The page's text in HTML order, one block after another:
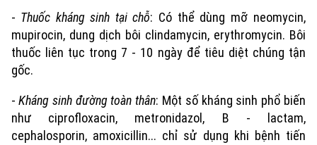
Golf
Sao
Điện ảnh
Thời trang
Âm nhạc
- Thuốc kháng sinh tại chỗ: Có thể dùng mỡ neomycin,
mupirocin, dung dịch bôi clindamycin, erythromycin. Bôi
thuốc liên tục trong 7 - 10 ngày để tiêu diệt chúng tận
gốc.
- Kháng sinh đường toàn thân: Một số kháng sinh phổ biến
như ciprofloxacin, metronidazol, B - lactam,
cephalosporin, amoxicillin... chỉ sử dụng khi bệnh tiến